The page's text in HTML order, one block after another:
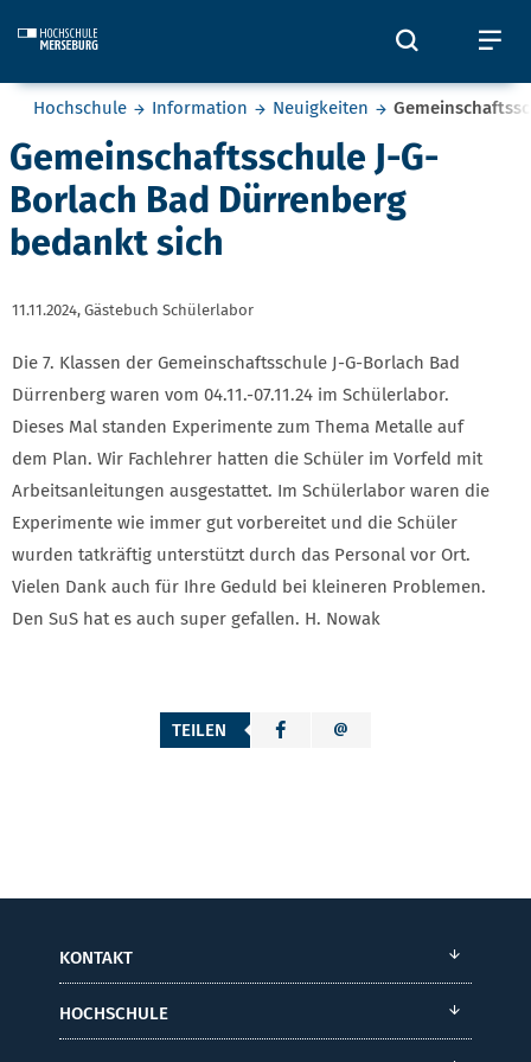
Öffnet
Sie befinden sich hier:
Hochschule Information Neuigkeiten
Gemeinschaftsschule J-G-
Borlach Bad Dürrenberg
bedankt sich
11.11.2024, Gästebuch Schülerlabor
Die 7. Klassen der Gemeinschaftsschule J-G-Borlach Bad
Dürrenberg waren vom 04.11.-07.11.24 im Schülerlabor.
Dieses Mal standen Experimente zum Thema Metalle auf
dem Plan. Wir Fachlehrer hatten die Schüler im Vorfeld mit
Arbeitsanleitungen ausgestattet. Im Schülerlabor waren die
Experimente wie immer gut vorbereitet und die Schüler
wurden tatkräftig unterstützt durch das Personal vor Ort.
Vielen Dank auch für Ihre Geduld bei kleineren Problemen.
Den SuS hat es auch super gefallen. H. Nowak
TEILEN
KONTAKT
HOCHSCHULE